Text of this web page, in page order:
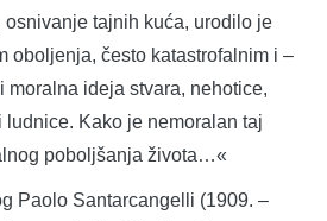
tajnih kuća, urodilo je
oboljenja, često katastrofalnim i –
moralna ideja stvara, nehotice,
ludnice. Kako je nemoralan taj
poboljšanja života…«
Paolo Santarcangelli (1909. –